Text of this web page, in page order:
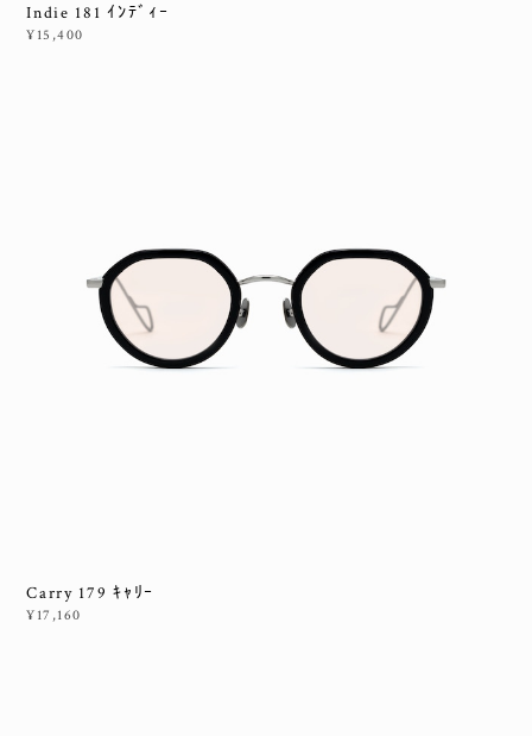
Indie 181 ｲﾝﾃﾞｨｰ
¥15,400
Carry 179 ｷｬﾘｰ
¥17,160